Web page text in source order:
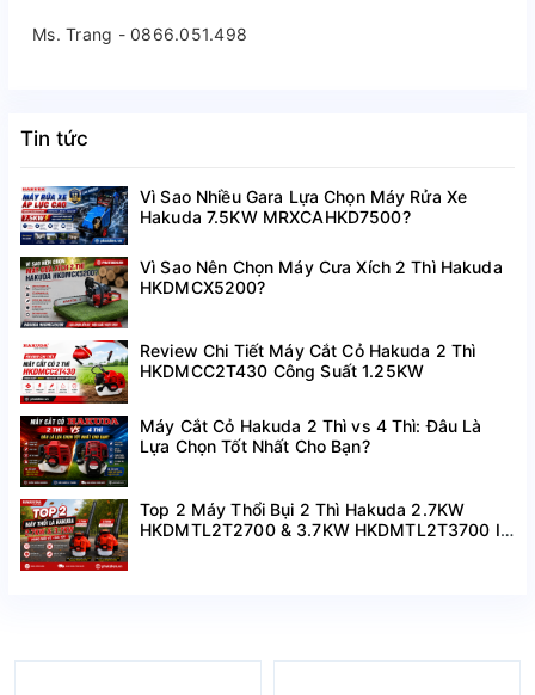
Ms. Trang - 0866.051.498
Tin tức
Vì Sao Nhiều Gara Lựa Chọn Máy Rửa Xe
Hakuda 7.5KW MRXCAHKD7500?
Vì Sao Nên Chọn Máy Cưa Xích 2 Thì Hakuda
HKDMCX5200?
Review Chi Tiết Máy Cắt Cỏ Hakuda 2 Thì
HKDMCC2T430 Công Suất 1.25KW
Máy Cắt Cỏ Hakuda 2 Thì vs 4 Thì: Đâu Là
Lựa Chọn Tốt Nhất Cho Bạn?
Top 2 Máy Thổi Bụi 2 Thì Hakuda 2.7KW
HKDMTL2T2700 & 3.7KW HKDMTL2T3700 I